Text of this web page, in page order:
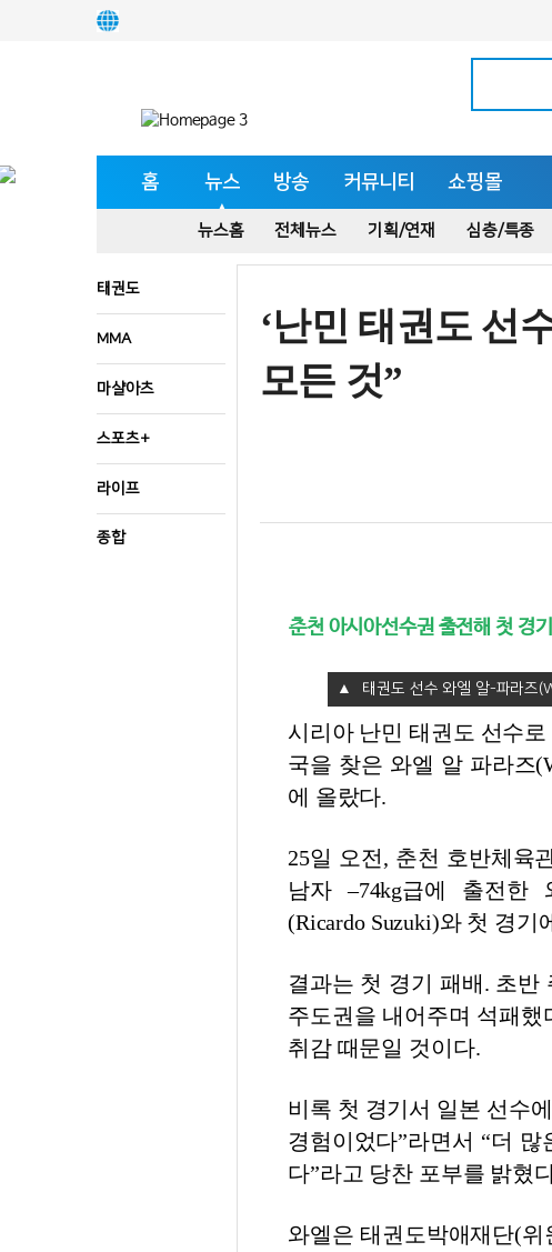
홈 뉴스 방송 커뮤니티 쇼핑몰
뉴스홈 전체뉴스 기획/연재 심층/특종
태권도
MMA
마샬아츠
스포츠+
라이프
종합
‘난민 태권도 선
모든 것”
춘천 아시아선수권 출전해 첫 경
태권도 선수 와엘 알-파라즈
시리아 난민 태권도 선수
국을 찾은 와엘 알 파라즈
에 올랐다.
25일 오전, 춘천 호반체육
남자 –74kg급에 출전한
(Ricardo Suzuki)와 첫 경기
결과는 첫 경기 패배. 초반
주도권을 내어주며 석패했
취감 때문일 것이다.
비록 첫 경기서 일본 선수
경험이었다”라면서 “더
다”라고 당찬 포부를 밝혔
와엘은 태권도박애재단(